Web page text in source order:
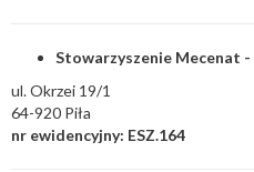
Stowarzyszenie Mecenat -
ul. Okrzei 19/1
64-920 Piła
nr ewidencyjny: ESZ.164